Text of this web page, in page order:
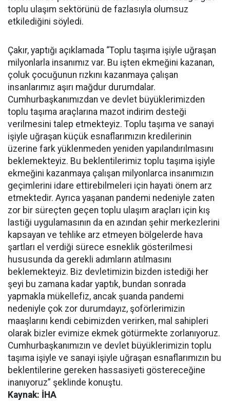
toplu ulaşım sektörünü de fazlasıyla olumsuz
etkilediğini söyledi.
Çakır, yaptığı açıklamada “Toplu taşıma işiyle uğraşan
milyonlarla insanımız var. Bu işten ekmeğini kazanan,
çoluk çocuğunun rızkını kazanmaya çalışan
insanlarımız aşırı mağdur durumdalar.
Cumhurbaşkanımızdan ve devlet büyüklerimizden
toplu taşıma araçlarına mazot indirim desteği
verilmesini talep etmekteyiz. Toplu taşıma ve sanayi
işiyle uğraşan küçük esnaflarımızın kredilerinin
üzerine fark yüklenmeden yeniden yapılandırılmasını
beklemekteyiz. Bu beklentilerimiz toplu taşıma işiyle
ekmeğini kazanmaya çalışan milyonlarca insanımızın
geçimlerini idare ettirebilmeleri için hayati önem arz
etmektedir. Ayrıca yaşanan pandemi nedeniyle zaten
zor bir süreçten geçen toplu ulaşım araçları için kış
lastiği uygulamasının da en azından şehir merkezlerini
kapsayan ve tehlike arz etmeyen bölgelerde hava
şartları el verdiği sürece esneklik gösterilmesi
hususunda da gerekli adımların atılmasını
beklemekteyiz. Biz devletimizin bizden istediği her
şeyi bu zamana kadar yaptık, bundan sonrada
yapmakla mükellefiz, ancak şuanda pandemi
nedeniyle çok zor durumdayız, şoförlerimizin
maaşlarını kendi cebimizden verirken, mal sahipleri
olarak bizler evimize ekmek götürmekte zorlanıyoruz.
Cumhurbaşkanımızın ve devlet büyüklerimizin toplu
taşıma işiyle ve sanayi işiyle uğraşan esnaflarımızın bu
beklentilerine gereken hassasiyeti göstereceğine
inanıyoruz” şeklinde konuştu.
Kaynak: İHA